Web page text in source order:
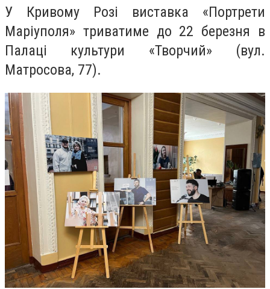
У Кривому Розі виставка «Портрети
Маріуполя» триватиме до 22 березня в
Палаці культури «Творчий» (вул.
Матросова, 77).